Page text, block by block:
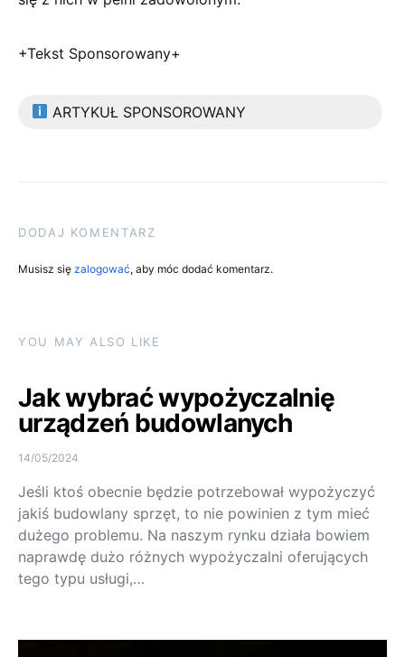
+Tekst Sponsorowany+
ARTYKUŁ SPONSOROWANY
DODAJ KOMENTARZ
Musisz się zalogować, aby móc dodać komentarz.
YOU MAY ALSO LIKE
Jak wybrać wypożyczalnię
urządzeń budowlanych
14/05/2024
Jeśli ktoś obecnie będzie potrzebował wypożyczyć
jakiś budowlany sprzęt, to nie powinien z tym mieć
dużego problemu. Na naszym rynku działa bowiem
naprawdę dużo różnych wypożyczalni oferujących
tego typu usługi,…